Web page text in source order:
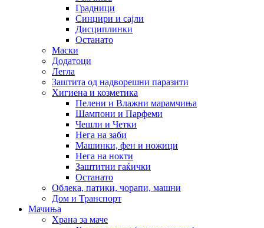
Градници
Синџири и сајли
Дисциплинки
Останато
Маски
Додатоци
Легла
Заштита од надворешни паразити
Хигиена и козметика
Пелени и Влажни марамчиња
Шампони и Парфеми
Чешли и Четки
Нега на заби
Машинки, фен и ножици
Нега на нокти
Заштитни гаќички
Останато
Облека, патики, чорапи, машни
Дом и Транспорт
Мачиња
Храна за маче